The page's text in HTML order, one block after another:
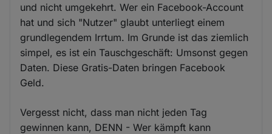
und nicht umgekehrt. Wer ein Facebook-Account
hat und sich "Nutzer" glaubt unterliegt einem
grundlegendem Irrtum. Im Grunde ist das ziemlich
simpel, es ist ein Tauschgeschäft: Umsonst gegen
Daten. Diese Gratis-Daten bringen Facebook
Geld.
Vergesst nicht, dass man nicht jeden Tag
gewinnen kann, DENN - Wer kämpft kann